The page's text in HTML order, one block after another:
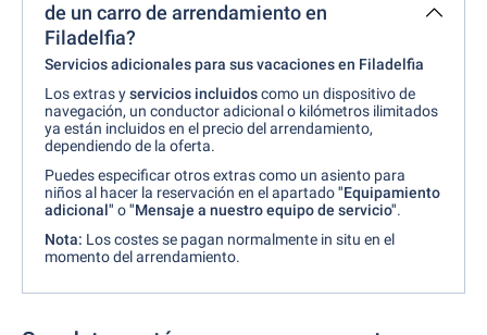
de un carro de arrendamiento en
Filadelfia?
Servicios adicionales para sus vacaciones en Filadelfia
Los extras yservicios incluidoscomo un dispositivo de
navegación, un conductor adicional o kilómetros ilimitados
ya están incluidos en el precio del arrendamiento,
dependiendo de la oferta.
Puedes especificar otros extras como un asiento para
niños al hacer la reservación en el apartado"Equipamiento
adicional" o"Mensaje a nuestro equipo de servicio".
Nota: Los costes se pagan normalmente in situ en el
momento del arrendamiento.